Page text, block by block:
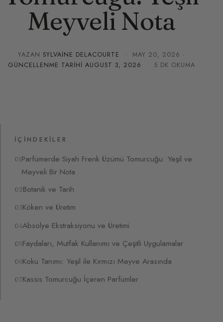
Meyveli Nota
YAZAN SYLVAINE DELACOURTE · MAY 20, 2026 ·
GÜNCELLENME TARIHI AUGUST 3, 2026 · 5 DK OKUMA
İÇINDEKILER
Parfümerde Siyah Frenk Üzümü Tomurcuğu: Yeşil ve
Meyveli Bir Nota
Botanik ve Tarih
Köken ve Üretim
Absolye Ekstraksiyonu ve Üretimi
Faydaları, Mutfak Kullanımı ve Çeşitli Uygulamalar
Koku Tanımı: Yeşil ile Kırmızı Meyve Arasında
Kassis Tomurcuğu İçeren Parfümler